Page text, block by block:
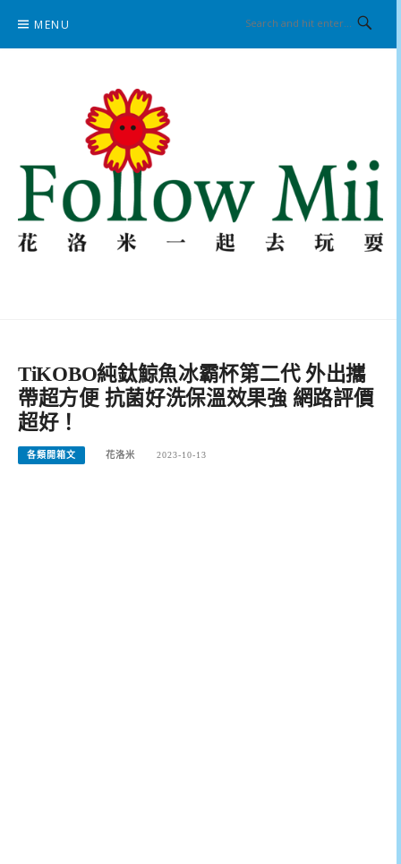
content
MENU
TiKOBO純鈦鯨魚冰霸杯第二代 外出攜
帶超方便 抗菌好洗保溫效果強 網路評價
超好！
各類開箱文 花洛米 2023-10-13